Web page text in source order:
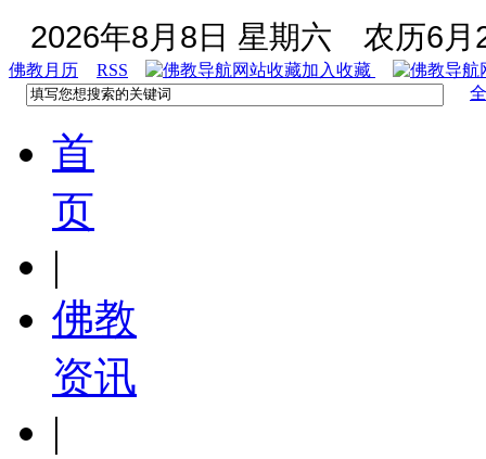
2026年8月8日 星期六 农历6月
佛教月历 RSS
加入收藏
首
页
|
佛教
资讯
|